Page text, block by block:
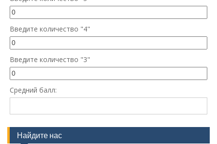
Введите количество "4"
Введите количество "3"
Средний балл:
Найдите нас